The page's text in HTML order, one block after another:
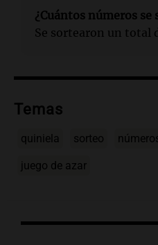
¿Cuántos números se
Se sortearon un total
Temas
quiniela sorteo
juego de azar